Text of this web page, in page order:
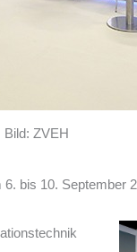
Bild: ZVEH
bis 10. September